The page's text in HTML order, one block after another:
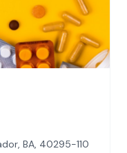
BA, 40295-110